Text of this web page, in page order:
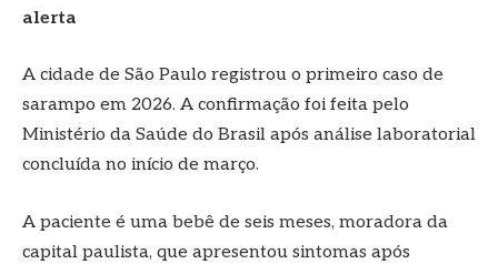
alerta
A cidade de São Paulo registrou o primeiro caso de
sarampo em 2026. A confirmação foi feita pelo
Ministério da Saúde do Brasil após análise laboratorial
concluída no início de março.
A paciente é uma bebê de seis meses, moradora da
capital paulista, que apresentou sintomas após